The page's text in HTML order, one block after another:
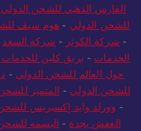
الفارس الذهبي للشحن الدولي
للشحن الدولي - هوم سيف
- شركة الكوثر - شركة السعد
الخدمات - بريق كلين للخدمات
حول العالم للشحن الدولي -
للشحن الدولي - المتميز
- وورلد وايد إكسبريس
العفش بجدة - البسمه